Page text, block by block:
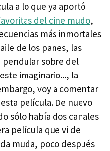
a lo que ya aportó
del cine mudo,
más inmortales
de los panes, las
pendular sobre del
imaginario..., la
voy a comentar
película. De nuevo
sólo había dos canales
película que vi de
muda, poco después